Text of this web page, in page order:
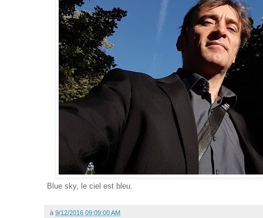
Blue sky, le ciel est bleu.
à 9/12/2016 09:09:00 AM